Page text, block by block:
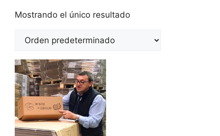
Mostrando el único resultado